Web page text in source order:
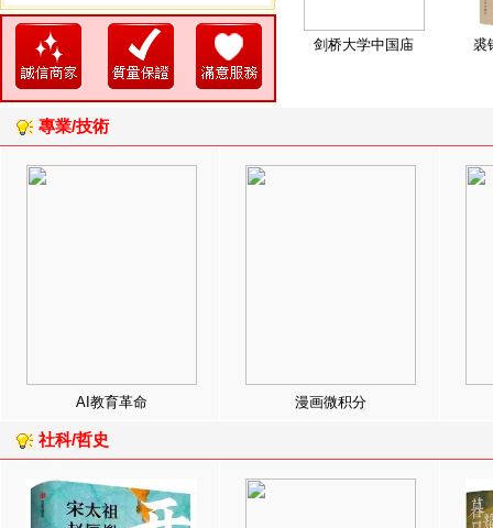
剑桥大学中国庙 裘
專業/技術
AI教育革命 漫画微积分
社科/哲史